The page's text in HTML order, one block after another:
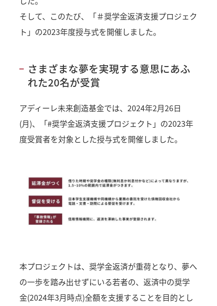
そして、このたび、「＃奨学金返済支援プロジェク
ト」の2023年度授与式を開催しました。
さまざまな夢を実現する意思にあふ
れた20名が受賞
アディーレ未来創造基金では、2024年2月26日
(月)、「#奨学金返済支援プロジェクト」の2023年
度受賞者を対象とした授与式を開催しました。
本プロジェクトは、奨学金返済が重荷となり、夢へ
の一歩を踏み出せずにいる若者の、返済中の奨学
金(2024年3月時点)全額を支援することを目的とし